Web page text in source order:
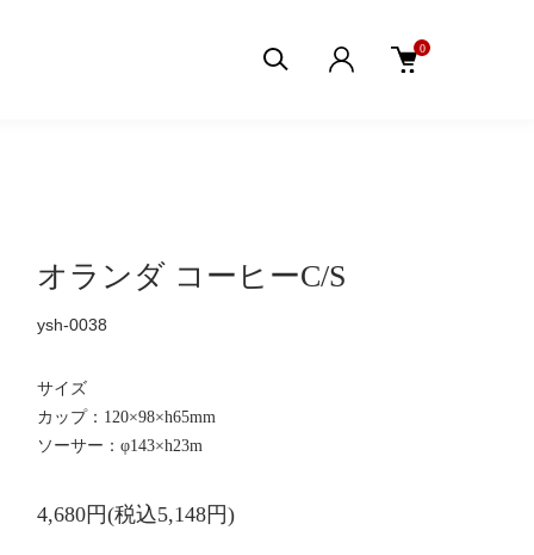
0
オランダ コーヒーC/S
ysh-0038
サイズ
カップ：120×98×h65mm
ソーサー：φ143×h23m
4,680円(税込5,148円)